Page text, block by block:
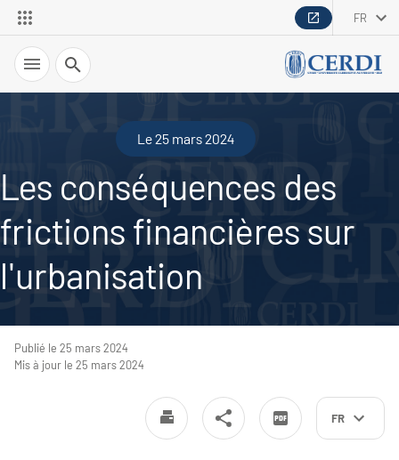
FR
Recherche
Le 25 mars 2024
Les conséquences des
frictions financières sur
l'urbanisation
FR
Publié le 25 mars 2024
Mis à jour le 25 mars 2024